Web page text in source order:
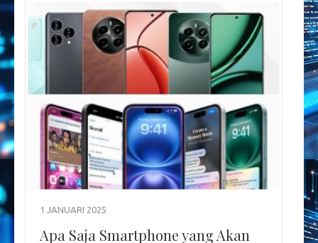
1 JANUARI 2025
Apa Saja Smartphone yang Akan